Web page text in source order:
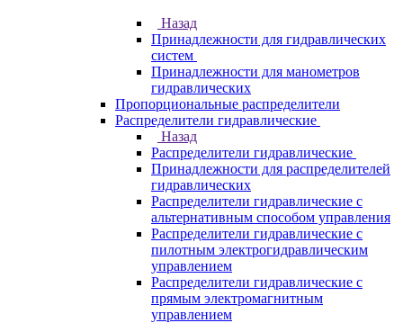
Назад
Принадлежности для гидравлических
систем
Принадлежности для манометров
гидравлических
Пропорциональные распределители
Распределители гидравлические
Назад
Распределители гидравлические
Принадлежности для распределителей
гидравлических
Распределители гидравлические с
альтернативным способом управления
Распределители гидравлические с
пилотным электрогидравлическим
управлением
Распределители гидравлические с
прямым электромагнитным
управлением